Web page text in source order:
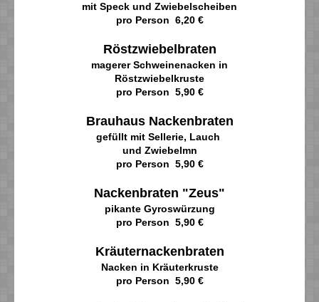
mit Speck und Zwiebelscheiben
pro Person 6,20 €
Röstzwiebelbraten
magerer Schweinenacken in
Röstzwiebelkruste
pro Person 5,90 €
Brauhaus Nackenbraten
gefüllt mit Sellerie, Lauch
und Zwiebelmn
pro Person 5,90 €
Nackenbraten "Zeus"
pikante Gyroswürzung
pro Person 5,90 €
Kräuternackenbraten
Nacken in Kräuterkruste
pro Person 5,90 €